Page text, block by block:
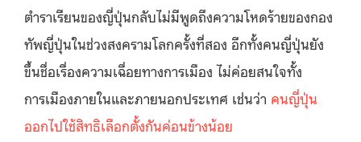
ตำราเรียนของญี่ปุ่นกลับไม่มีพูดถึงความโหดร้ายของกอง
ทัพญี่ปุ่นในช่วงสงครามโลกครั้งที่สอง อีกทั้งคนญี่ปุ่นยัง
ขึ้นชื่อเรื่องความเฉื่อยทางการเมือง ไม่ค่อยสนใจทั้ง
การเมืองภายในและภายนอกประเทศ เช่นว่า คนญี่ปุ่น
ออกไปใช้สิทธิเลือกตั้งกันค่อนข้างน้อย